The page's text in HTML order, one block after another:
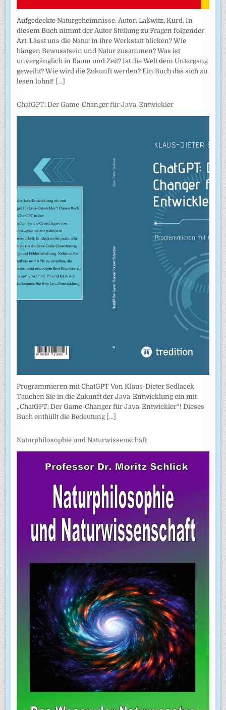
Aufgedeckte Naturgeheimnisse. Autor: Laßwitz, Kurd. In
diesem Buch nimmt der Autor Stellung zu Fragen folgender
Art: Lässt uns die Natur in ihre Werkstatt blicken? Wie
hängen Bewusstsein und Natur zusammen? Was ist
unvergänglich in Raum und Zeit? Ist die Welt dem Untergang
geweiht? Wie wird die Zukunft werden? Ein Buch das sich zu
lesen lohnt! [...]
ChatGPT: Der Game-Changer für Java-Entwickler
Programmieren mit ChatGPT Von Klaus-Dieter Sedlacek
Tauchen Sie in die Zukunft der Java-Entwicklung ein mit
„ChatGPT: Der Game-Changer für Java-Entwickler“! Dieses
Buch enthüllt die Bedeutung [...]
Naturphilosophie und Naturwissenschaft